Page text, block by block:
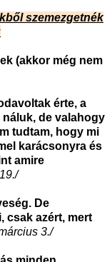
szemezgetnék
(akkor még nem
érte, a
de valahogy
tudtam, hogy mi
karácsonyra és
amire
De
csak azért, mert
3./